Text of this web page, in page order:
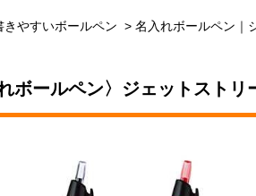
きやすいボールペン 名入れボールペン｜
れボールペン〉ジェットスト